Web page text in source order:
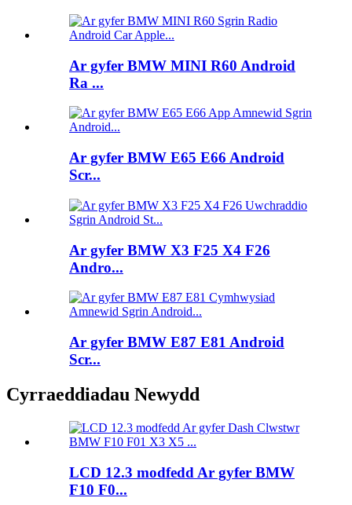
Ar gyfer BMW MINI R60 Android
Ra ...
Ar gyfer BMW E65 E66 Android
Scr...
Ar gyfer BMW X3 F25 X4 F26
Andro...
Ar gyfer BMW E87 E81 Android
Scr...
Cyrraeddiadau Newydd
LCD 12.3 modfedd Ar gyfer BMW
F10 F0...